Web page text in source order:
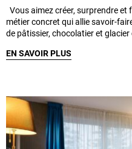
Vous aimez créer, surprendre et
métier concret qui allie savoir-
de pâtissier, chocolatier et
EN SAVOIR PLUS